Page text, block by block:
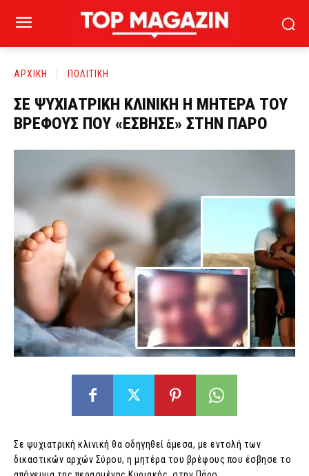
ΑΡΧΙΚΗ ΠΟΛΙΤΙΚΗ
ΣΕ ΨΥΧΙΑΤΡΙΚΗ ΚΛΙΝΙΚΗ Η ΜΗΤΕΡΑ ΤΟΥ
ΒΡΕΦΟΥΣ ΠΟΥ «ΕΣΒΗΣΕ» ΣΤΗΝ ΠΑΡΟ
Σε ψυχιατρική κλινική θα οδηγηθεί άμεσα, με εντολή των
δικαστικών αρχών Σύρου, η μητέρα του βρέφους που έσβησε το